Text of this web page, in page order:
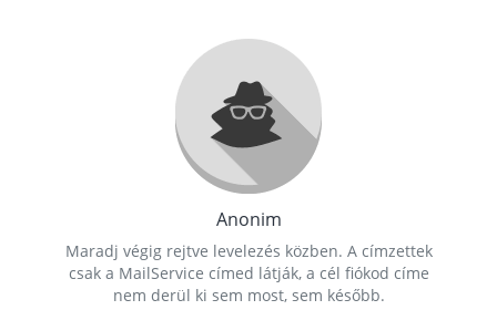
Anonim
Maradj végig rejtve levelezés közben. A címzettek
csak a MailService címed látják, a cél fiókod címe
nem derül ki sem most, sem később.